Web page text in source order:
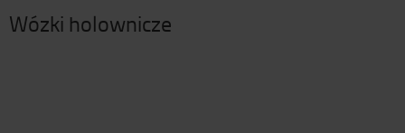
Wózki holownicze